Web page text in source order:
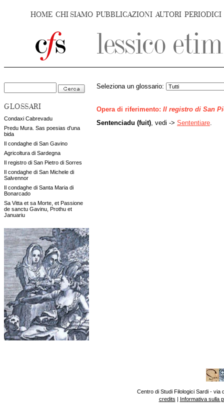
HOME CHI SIAMO PUBBLICAZIONI AUTORI PERIODICI
GLOSSARI
Condaxi Cabrevadu
Predu Mura. Sas poesias d'una
bida
Il condaghe di San Gavino
Agricoltura di Sardegna
Il registro di San Pietro di Sorres
Il condaghe di San Michele di
Salvennor
Il condaghe di Santa Maria di
Bonarcado
Sa Vitta et sa Morte, et Passione
de sanctu Gavinu, Prothu et
Januariu
Seleziona un glossario:
Opera di riferimento: Il registro di San
Sentenciadu (fuit) , vedi -> Sententiare
Centro di Studi Filologici Sardi - via
credits | Informativa sulla